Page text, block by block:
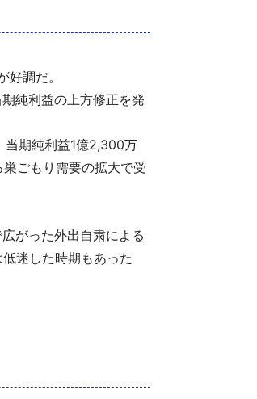
調だ。
純利益の上方修正を発
期純利益1億2,300万
ごもり需要の拡大で受
がった外出自粛による
迷した時期もあった